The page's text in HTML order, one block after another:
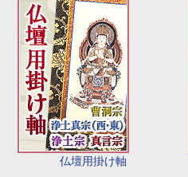
仏壇用掛け軸